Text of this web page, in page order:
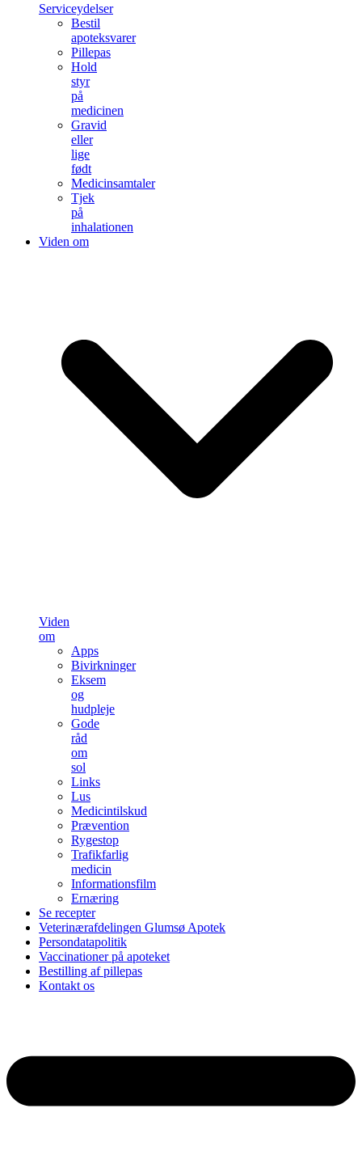
Serviceydelser
Bestil
apoteksvarer
Pillepas
Hold
styr
på
medicinen
Gravid
eller
lige
født
Medicinsamtaler
Tjek
på
inhalationen
Viden om
Viden
om
Apps
Bivirkninger
Eksem
og
hudpleje
Gode
råd
om
sol
Links
Lus
Medicintilskud
Prævention
Rygestop
Trafikfarlig
medicin
Informationsfilm
Ernæring
Se recepter
Veterinærafdelingen Glumsø Apotek
Persondatapolitik
Vaccinationer på apoteket
Bestilling af pillepas
Kontakt os